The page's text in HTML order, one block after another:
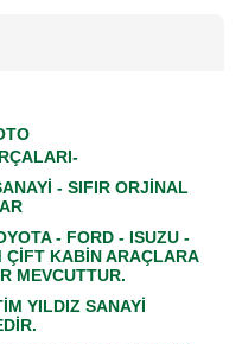
- SIFIR ORJİNAL
- FORD - ISUZU -
ÇİFT KABİN ARAÇLARA
MEVCUTTUR.
YILDIZ SANAYİ